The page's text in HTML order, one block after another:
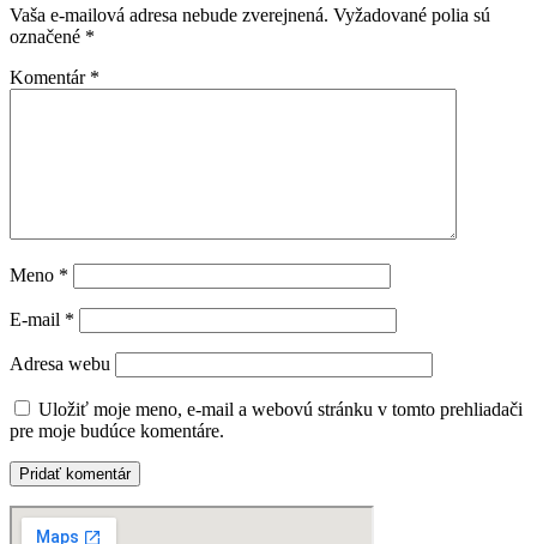
Vaša e-mailová adresa nebude zverejnená. Vyžadované polia sú
označené *
Komentár *
Meno *
E-mail *
Adresa webu
Uložiť moje meno, e-mail a webovú stránku v tomto prehliadači
pre moje budúce komentáre.